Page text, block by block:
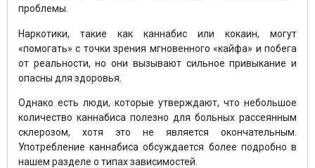
проблемы.
Наркотики, такие как каннабис или кокаин, могут
«помогать» с точки зрения мгновенного «кайфа» и побега
от реальности, но они вызывают сильное привыкание и
опасны для здоровья.
Однако есть люди, которые утверждают, что небольшое
количество каннабиса полезно для больных рассеянным
склерозом, хотя это не является окончательным.
Употребление каннабиса обсуждается более подробно в
нашем разделе о типах зависимостей.